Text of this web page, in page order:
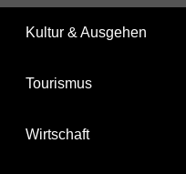
Kultur & Ausgehen
Tourismus
Wirtschaft